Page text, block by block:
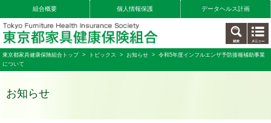
組合概要 個人情報保護 データヘルス計画
東京都家具健康保険組合トップ> トピックス > お知らせ > 令和5年度インフルエンザ予防接種補助事業
について
お知らせ